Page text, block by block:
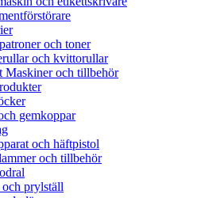
och toner
och kvittorullar
Maskiner och tillbehör
gemkoppar
och häftpistol
och tillbehör
och prylställ